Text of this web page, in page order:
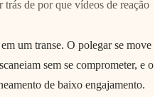
de por que vídeos de reação
um transe. O polegar se move
sem se comprometer, e o
de baixo engajamento.